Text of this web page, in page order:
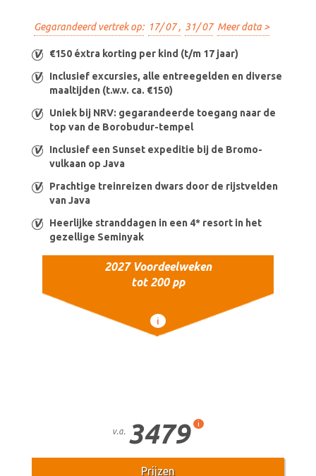
Gegarandeerd vertrek op: 17/ 07 , 31/ 07 Meer data >
€150 éxtra korting per kind (t/m 17 jaar)
Inclusief excursies, alle entreegelden en diverse
maaltijden (t.w.v. ca. €150)
Uniek bij NRV: gegarandeerde toegang naar de
top van de Borobudur-tempel
Inclusief een Sunset expeditie bij de Bromo-
vulkaan op Java
Prachtige treinreizen dwars door de rijstvelden
van Java
Heerlijke stranddagen in een 4* resort in het
gezellige Seminyak
2027 Voordeelweken
tot 200 pp
i
v.a. 3479 i
Prijzen